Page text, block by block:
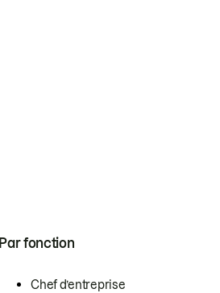
Par fonction
Chef d’entreprise